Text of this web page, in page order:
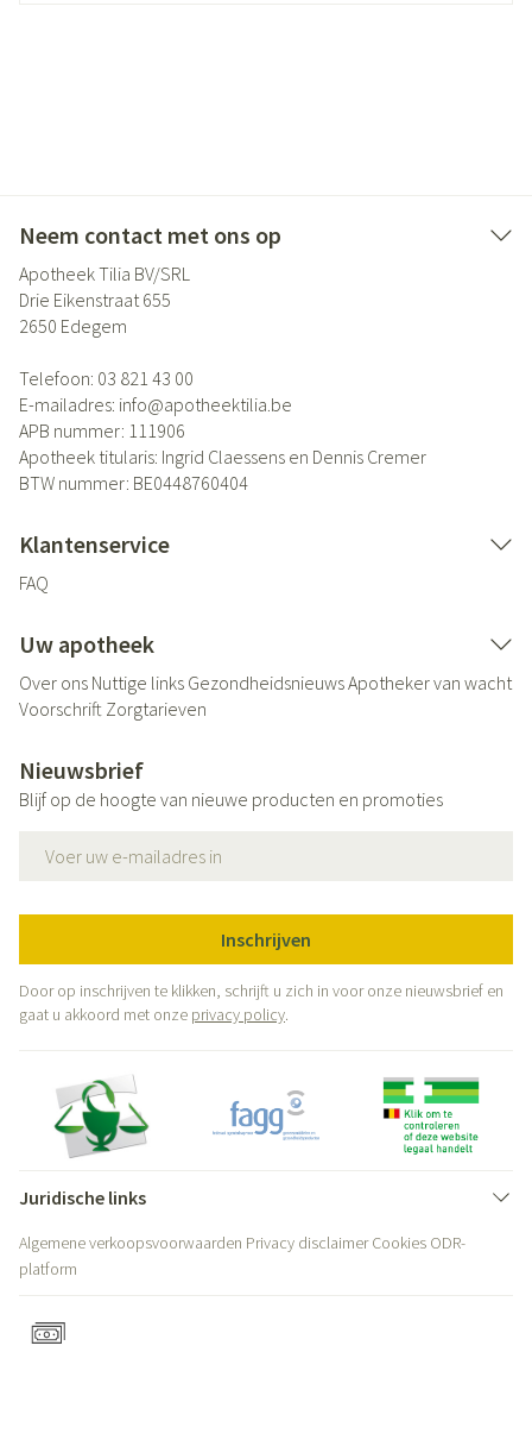
Neem contact met ons op
Apotheek Tilia BV/SRL
Drie Eikenstraat 655
2650 Edegem
Telefoon: 03 821 43 00
E-mailadres: info@apotheektilia.be
APB nummer: 111906
Apotheek titularis: Ingrid Claessens en Dennis Cremer
BTW nummer: BE0448760404
Klantenservice
FAQ
Uw apotheek
Over ons Nuttige links GezondheidsnieuwsApotheker van wacht
Voorschrift Zorgtarieven
Nieuwsbrief
Blijf op de hoogte van nieuwe producten en promoties
Inschrijven
Door op inschrijven te klikken, schrijft u zich in voor onze nieuwsbrief en
gaat u akkoord met onze privacy policy.
Juridische links
Algemene verkoopsvoorwaarden Privacy disclaimer Cookies ODR-
platform